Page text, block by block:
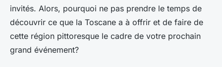
invités. Alors, pourquoi ne pas prendre le temps de
découvrir ce que la Toscane a à offrir et de faire de
cette région pittoresque le cadre de votre prochain
grand événement?